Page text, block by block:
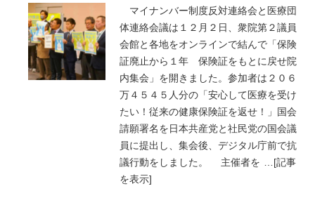
マイナンバー制度反対連絡会と医療団
体連絡会議は１２月２日、衆院第２議員
会館と各地をオンラインで結んで「保険
証廃止から１年 保険証をもとに戻せ院
内集会」を開きました。参加者は２０６
万４５４５人分の「安心して医療を受け
たい！従来の健康保険証を返せ！」国会
請願署名を日本共産党と社民党の国会議
員に提出し、集会後、デジタル庁前で抗
議行動をしました。 主催者を … [記事
を表示]